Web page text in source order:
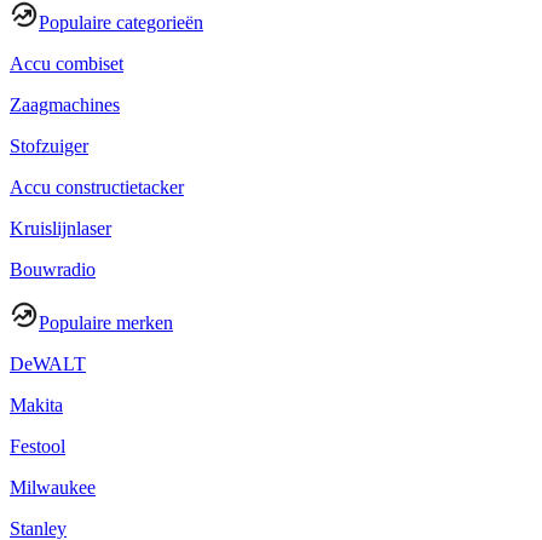
Populaire categorieën
Accu combiset
Zaagmachines
Stofzuiger
Accu constructietacker
Kruislijnlaser
Bouwradio
Populaire merken
DeWALT
Makita
Festool
Milwaukee
Stanley